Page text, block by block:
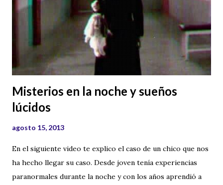
Misterios en la noche y sueños
lúcidos
agosto 15, 2013
En el siguiente video te explico el caso de un chico que nos
ha hecho llegar su caso. Desde joven tenía experiencias
paranormales durante la noche y con los años aprendió a